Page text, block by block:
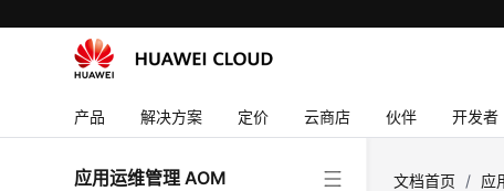
产品 解决方案 定价 云商店 伙伴 开发者
应用运维管理 AOM 文档首页 / 应